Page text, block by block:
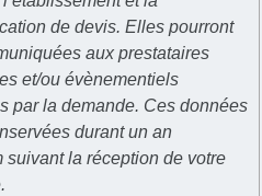
de devis. Elles pourront
aux prestataires
et/ou évènementiels
par la demande. Ces données
durant un an
suivant la réception de votre